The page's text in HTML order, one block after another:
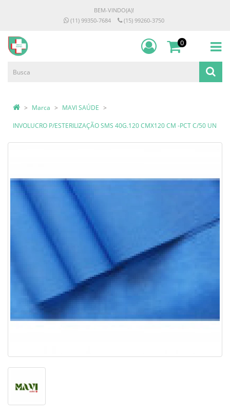
BEM-VINDO(A)!
(11) 99350-7684
(15) 99260-3750
0
Marca MAVI SAÚDE
INVOLUCRO P/ESTERILIZAÇÃO SMS 40G.120 CMX120 CM -PCT C/50 UN